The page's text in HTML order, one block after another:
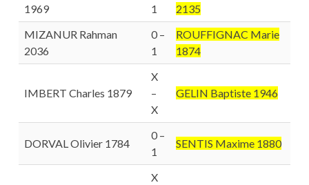
1969
1
2135
MIZANUR Rahman
2036
0 –
1
ROUFFIGNAC Marie
1874
IMBERT Charles 1879
X
–
X
GELIN Baptiste 1946
DORVAL Olivier 1784
0 –
1
SENTIS Maxime 1880
X